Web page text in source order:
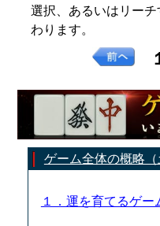
選択、あるいはリー
わります。
ゲーム全体の概略（
１．運を育てるゲ